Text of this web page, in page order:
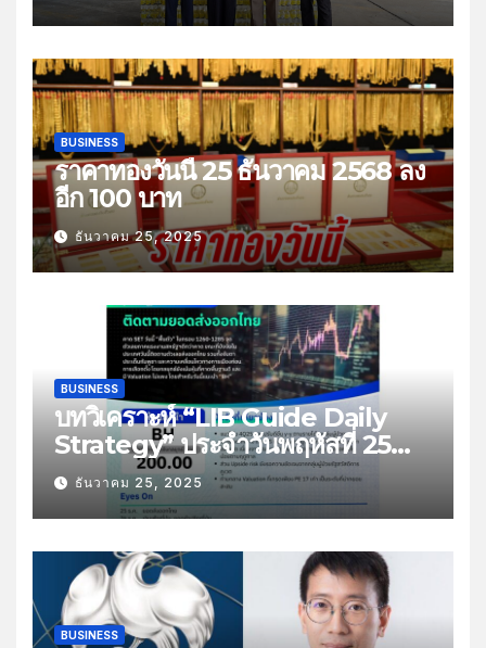
BUSINESS
ราคาทองวันนี้ 25 ธันวาคม 2568 ลง
อีก 100 บาท
ธันวาคม 25, 2025
BUSINESS
บทวิเคราะห์ “LIB Guide Daily
Strategy” ประจำวันพฤหัสที่ 25
ธันวาคม 2568 หัวข้อ “ติดตามยอด
ส่งออกไทย”
ธันวาคม 25, 2025
BUSINESS